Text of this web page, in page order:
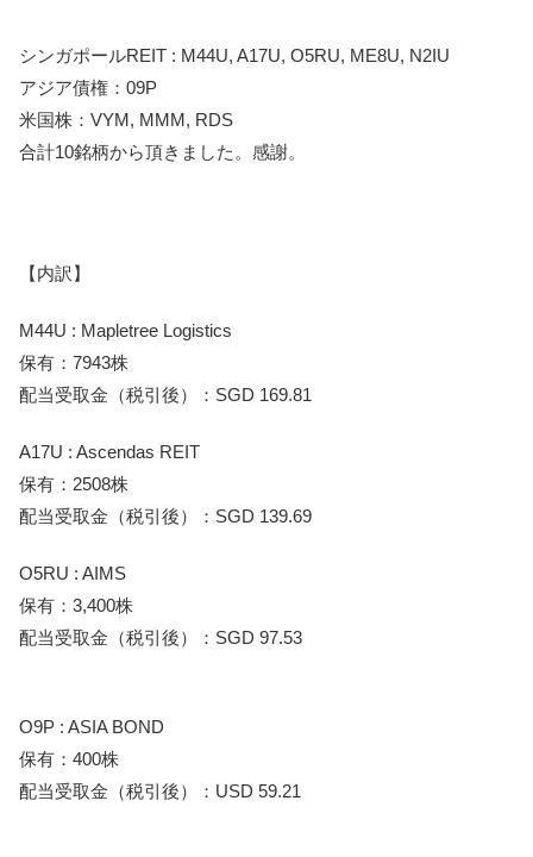
シンガポールREIT : M44U, A17U, O5RU, ME8U, N2IU
アジア債権：09P
米国株：VYM, MMM, RDS
合計10銘柄から頂きました。感謝。
【内訳】
M44U : Mapletree Logistics
保有：7943株
配当受取金（税引後）：SGD 169.81
A17U : Ascendas REIT
保有：2508株
配当受取金（税引後）：SGD 139.69
O5RU : AIMS
保有：3,400株
配当受取金（税引後）：SGD 97.53
O9P : ASIA BOND
保有：400株
配当受取金（税引後）：USD 59.21